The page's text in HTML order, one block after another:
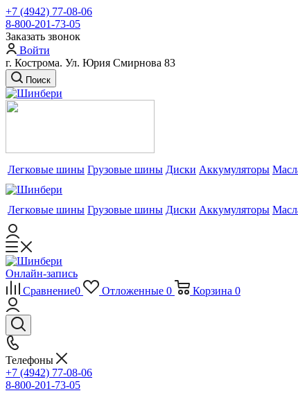
+7 (4942) 77-08-06
8-800-201-73-05
Заказать звонок
Войти
г. Кострома. Ул. Юрия Смирнова 83
Поиск
Легковые шины Грузовые шины Диски Аккумуляторы
Легковые шины Грузовые шины Диски Аккумуляторы
Онлайн-запись
Сравнение0 Отложенные 0 Корзина 0
Телефоны
+7 (4942) 77-08-06
8-800-201-73-05